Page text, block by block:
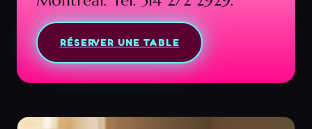
RÉSERVER UNE TABLE